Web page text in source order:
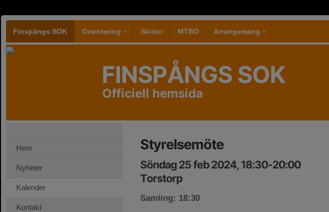
Finspångs SOK Orientering Skidor MTBO Arrangemang
FINSPÅNGS SOK
Officiell hemsida
Hem
Nyheter
Kalender
Kontakt
Styrelsemöte
Söndag 25 feb 2024, 18:30-20:00
Torstorp
Samling: 18:30